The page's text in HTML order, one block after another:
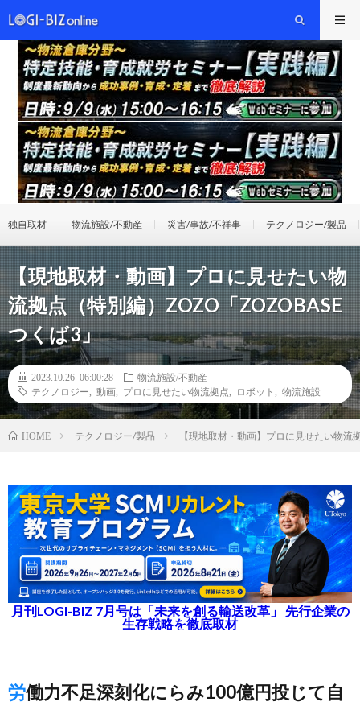
独自取材 物流施設/不動産 災害/事故/不祥事 テクノロジー/製品
【現地取材・動画】プロに見せたい物
流拠点（特別編）ZOZO「ZOZOBASE
つくば3」
2023.10.26 06:00:28
物流施設/不動産
テクノロジー
動画 プロに見せたい物流拠点 ロボット 物流施設
HOME テクノロジー/製品 【現地取材・動画】プロに見せたい物
月刊LOGI-BIZ 7月号は「未来を創る輸送改革」 先行企業の
生存戦略を徹底取材
労働力不足深刻化にらみ100億円投じて自